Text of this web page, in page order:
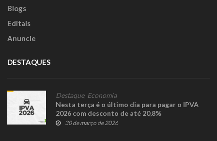
Blogs
Editais
Anuncie
DESTAQUES
Destaque, Economia
Nesta terça é o último dia para pagar o IPVA
2026 com desconto de até 20,8%
30 de março de 2026